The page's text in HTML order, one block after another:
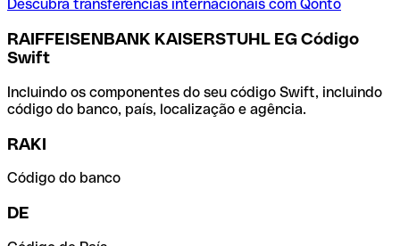
Descubra transferências internacionais com Qonto
RAIFFEISENBANK KAISERSTUHL EG Código
Swift
Incluindo os componentes do seu código Swift, incluindo
código do banco, país, localização e agência.
RAKI
Código do banco
DE